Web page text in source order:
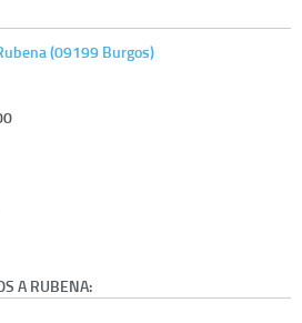
(09199 Burgos)
A RUBENA: